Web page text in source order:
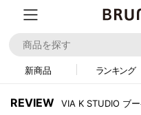
新商品 ランキング
REVIEW VIA K STUDIO ブ